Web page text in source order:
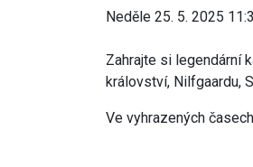
Neděle 25. 5. 2025
Zahrajte si legendární
království, Nilfgaardu,
Ve vyhrazených